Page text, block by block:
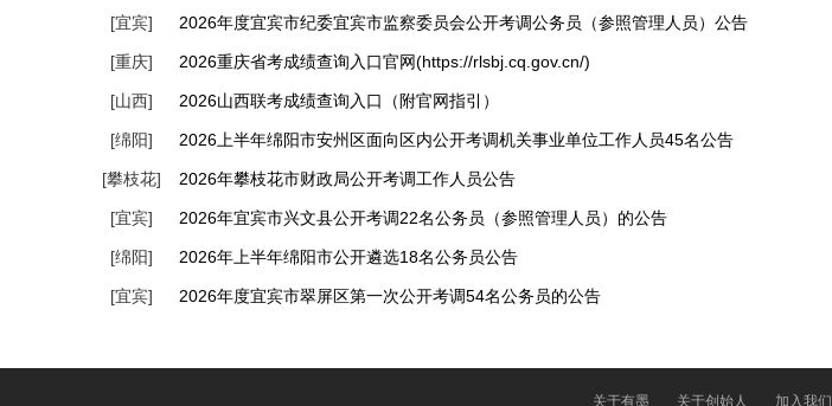
[宜宾] 2026年度宜宾市纪委宜宾市监察委员会公开考调公务员（参照管理人员）公告
[重庆] 2026重庆省考成绩查询入口官网(https://rlsbj.cq.gov.cn/)
[山西] 2026山西联考成绩查询入口（附官网指引）
[绵阳] 2026上半年绵阳市安州区面向区内公开考调机关事业单位工作人员45名公告
[攀枝花] 2026年攀枝花市财政局公开考调工作人员公告
[宜宾] 2026年宜宾市兴文县公开考调22名公务员（参照管理人员）的公告
[绵阳] 2026年上半年绵阳市公开遴选18名公务员公告
[宜宾] 2026年度宜宾市翠屏区第一次公开考调54名公务员的公告
关于有墨 关于创始人 加入我们